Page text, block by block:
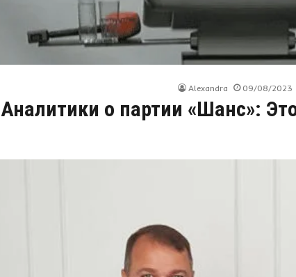
Alexandra 09/08/2023
Аналитики о партии «Шанс»: